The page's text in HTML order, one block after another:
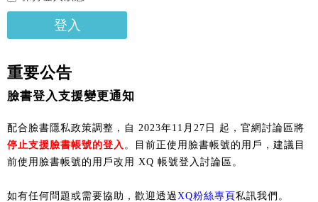
登入
重要公告
臉書登入支援變更通知
配合臉書隱私政策調整，自 2023年11月27日 起，官網討論區將
停止支援臉書帳號的登入 。目前正使用臉書帳號的用戶，建議目
前使用臉書帳號的用戶改用 XQ 帳號登入討論區。
如有任何問題或需要協助，歡迎透過XQ粉絲專頁 私訊我們。